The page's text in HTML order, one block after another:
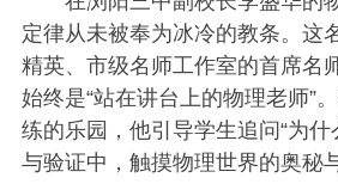
定律从未被奉为冰冷的教条。这
精英、市级名师工作室的首席名
始终是“站在讲台上的物理老师”
练的乐园，他引导学生追问“为什
与验证中，触摸物理世界的奥秘